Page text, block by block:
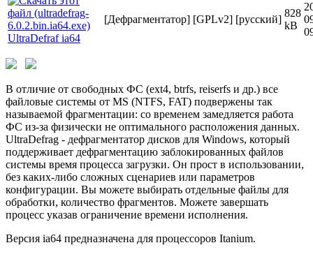
UltraDefraf ia64
[Дефрагментатор] [GPLv2] [русский]
828
kB
В отличие от свободных ФС (ext4, btrfs, reiserfs и др.) все
файловые системы от MS (NTFS, FAT) подвержены так
называемой фрагментации: со временем замедляется работа
ФС из-за физически не оптимального расположения данных.
UltraDefrag - дефрагментатор дисков для Windows, который
поддерживает дефрагментацию заблокированных файлов
системы время процесса загрузки. Он прост в использовании,
без каких-либо сложных сценариев или параметров
конфигурации. Вы можете выбирать отдельные файлы для
обработки, количество фрагментов. Можете завершать
процесс указав ограничение времени исполнения.
Версия ia64 предназначена для процессоров Itanium.